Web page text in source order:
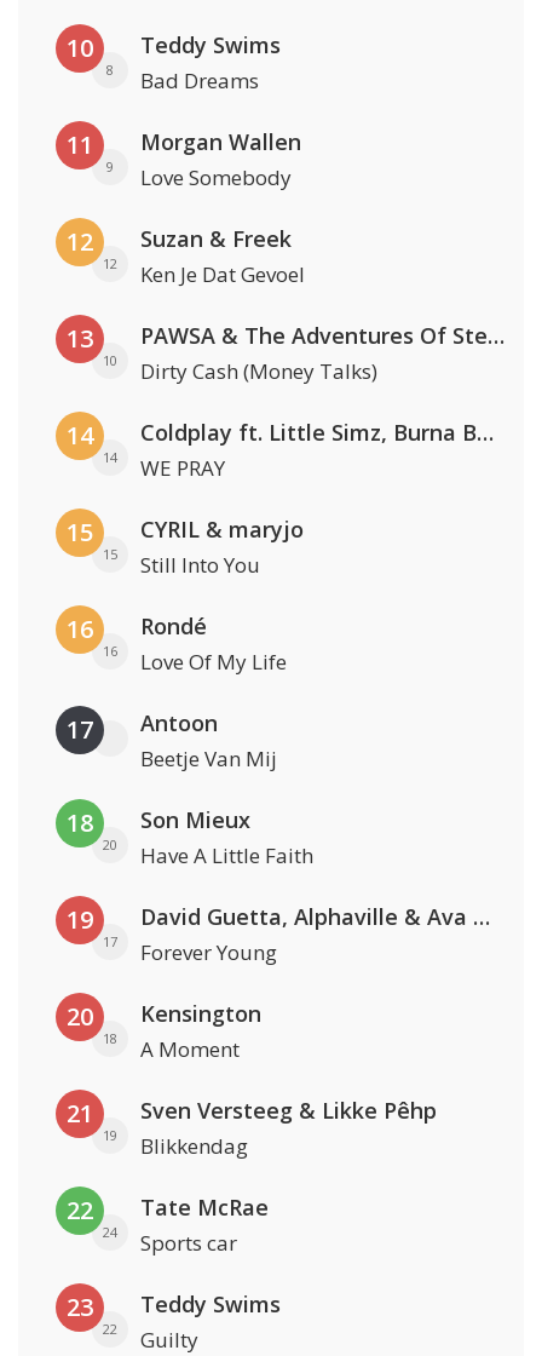
10
8
Teddy Swims
Bad Dreams
11
9
Morgan Wallen
Love Somebody
12
12
Suzan & Freek
Ken Je Dat Gevoel
13
10
PAWSA & The Adventures Of Stevie V
Dirty Cash (Money Talks)
14
14
Coldplay ft. Little Simz, Burna Boy, Elyanna & Tini
WE PRAY
15
15
CYRIL & maryjo
Still Into You
16
16
Rondé
Love Of My Life
17 Antoon
Beetje Van Mij
18
20
Son Mieux
Have A Little Faith
19
17
David Guetta, Alphaville & Ava Max
Forever Young
20
18
Kensington
A Moment
21
19
Sven Versteeg & Likke Pêhp
Blikkendag
22
24
Tate McRae
Sports car
23
22
Teddy Swims
Guilty